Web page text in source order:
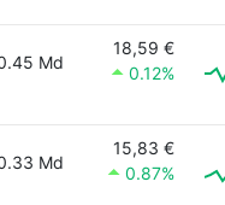
Md
18,59 €
0.12%
Md
15,83 €
0.87%